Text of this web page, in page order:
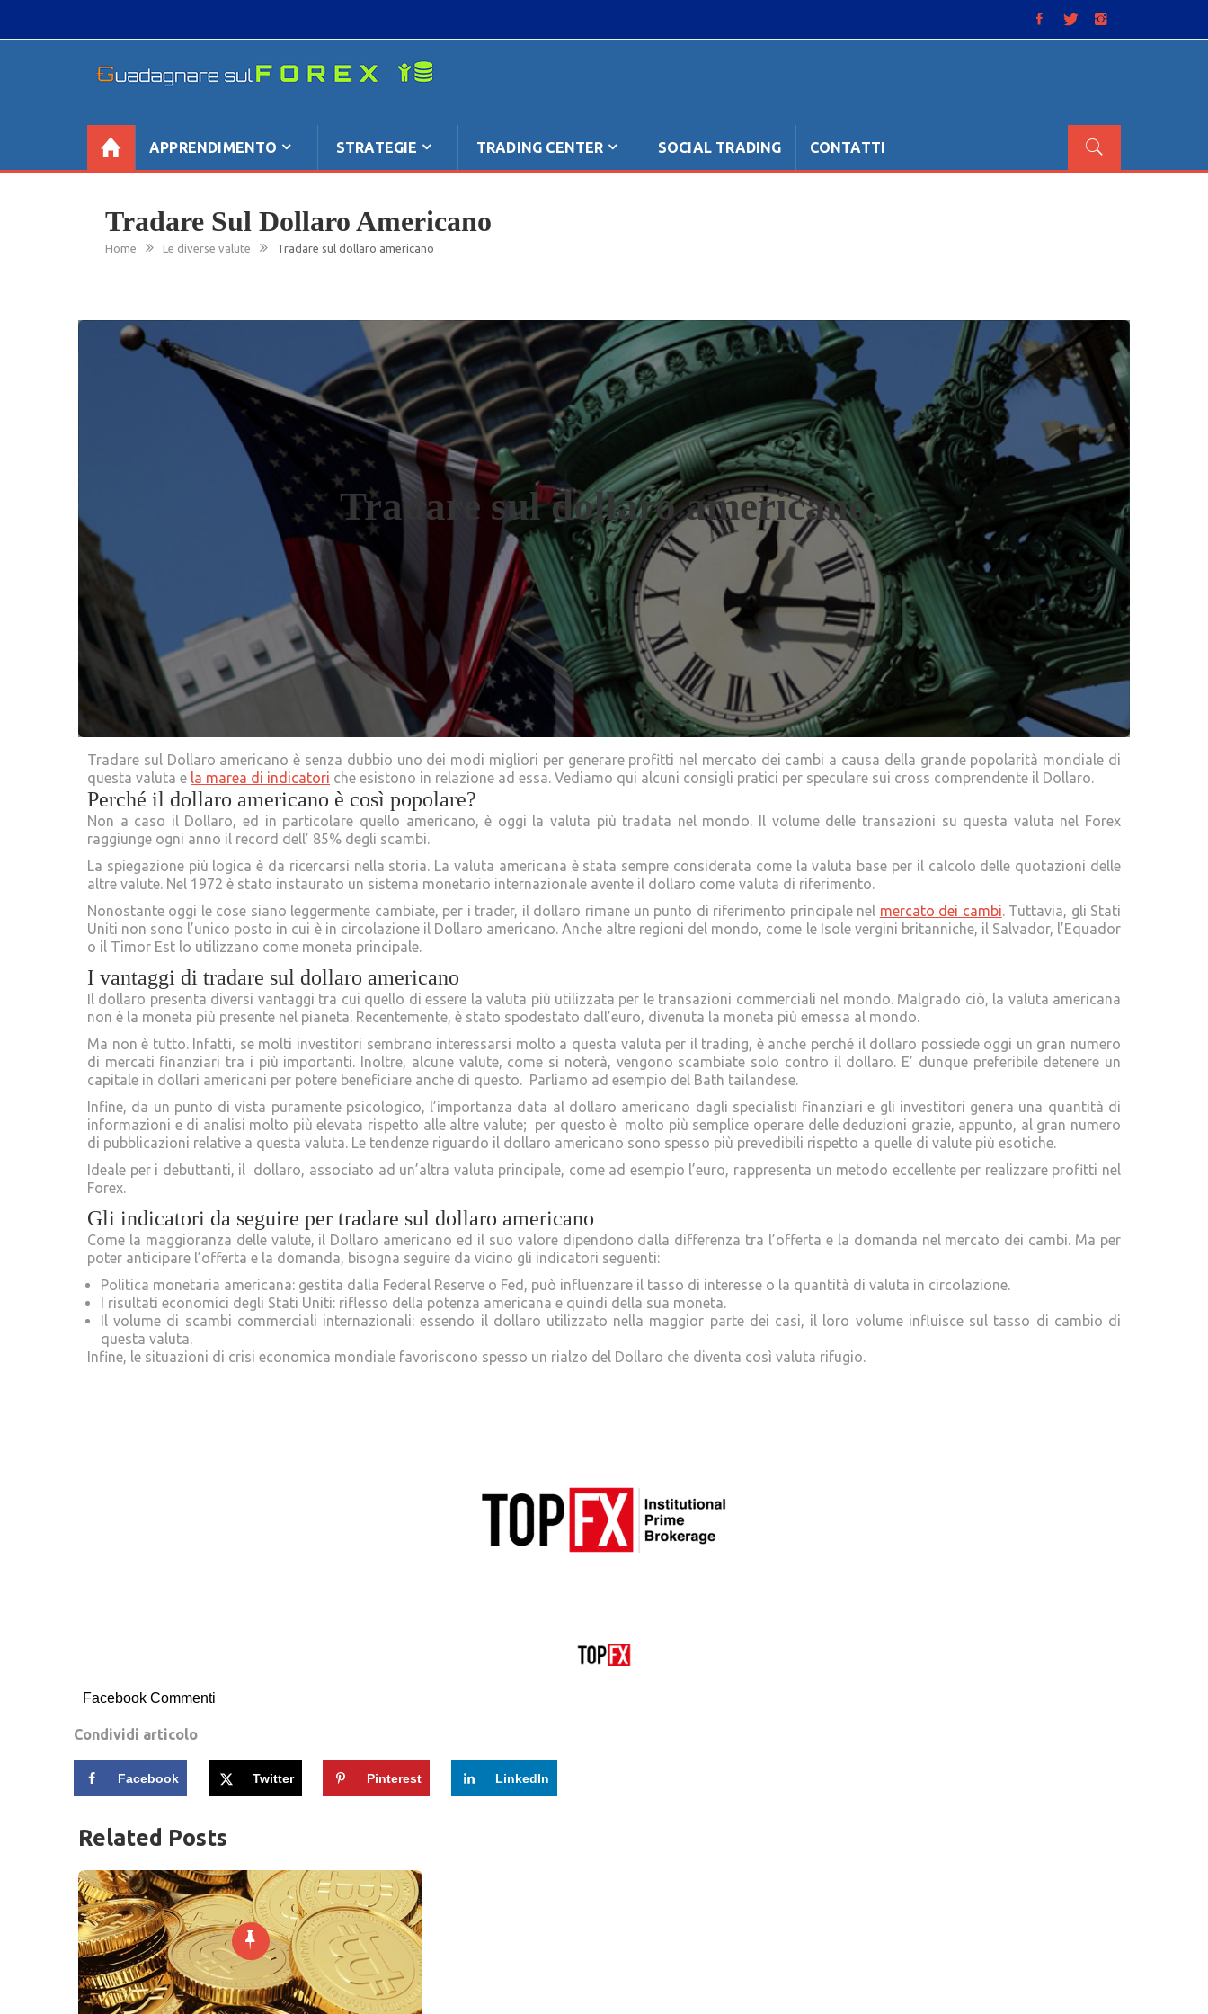
content
se non è sempre buono, ha sempre ragione”.
APPRENDIMENTO
STRATEGIE TRADING CENTER SOCIAL TRADING CONTATTI
Tradare Sul Dollaro Americano
Home Le diverse valute Tradare sul dollaro americano
Tradare sul dollaro americano
Tradare sul Dollaro americano è senza dubbio uno dei modi migliori per generare profitti nel mercato dei cambi a causa della grande popolarità mondiale di
questa valuta e la marea di indicatori che esistono in relazione ad essa. Vediamo qui alcuni consigli pratici per speculare sui cross comprendente il Dollaro.
Perché il dollaro americano è così popolare?
Non a caso il Dollaro, ed in particolare quello americano, è oggi la valuta più tradata nel mondo. Il volume delle transazioni su questa valuta nel Forex
raggiunge ogni anno il record dell’ 85% degli scambi.
La spiegazione più logica è da ricercarsi nella storia. La valuta americana è stata sempre considerata come la valuta base per il calcolo delle quotazioni delle
altre valute. Nel 1972 è stato instaurato un sistema monetario internazionale avente il dollaro come valuta di riferimento.
Nonostante oggi le cose siano leggermente cambiate, per i trader, il dollaro rimane un punto di riferimento principale nel mercato dei cambi. Tuttavia, gli Stati
Uniti non sono l’unico posto in cui è in circolazione il Dollaro americano. Anche altre regioni del mondo, come le Isole vergini britanniche, il Salvador, l’Equador
o il Timor Est lo utilizzano come moneta principale.
I vantaggi di tradare sul dollaro americano
Il dollaro presenta diversi vantaggi tra cui quello di essere la valuta più utilizzata per le transazioni commerciali nel mondo. Malgrado ciò, la valuta americana
non è la moneta più presente nel pianeta. Recentemente, è stato spodestato dall’euro, divenuta la moneta più emessa al mondo.
Ma non è tutto. Infatti, se molti investitori sembrano interessarsi molto a questa valuta per il trading, è anche perché il dollaro possiede oggi un gran numero
di mercati finanziari tra i più importanti. Inoltre, alcune valute, come si noterà, vengono scambiate solo contro il dollaro. E’ dunque preferibile detenere un
capitale in dollari americani per potere beneficiare anche di questo. Parliamo ad esempio del Bath tailandese.
Infine, da un punto di vista puramente psicologico, l’importanza data al dollaro americano dagli specialisti finanziari e gli investitori genera una quantità di
informazioni e di analisi molto più elevata rispetto alle altre valute; per questo è molto più semplice operare delle deduzioni grazie, appunto, al gran numero
di pubblicazioni relative a questa valuta. Le tendenze riguardo il dollaro americano sono spesso più prevedibili rispetto a quelle di valute più esotiche.
Ideale per i debuttanti, il dollaro, associato ad un’altra valuta principale, come ad esempio l’euro, rappresenta un metodo eccellente per realizzare profitti nel
Forex.
Gli indicatori da seguire per tradare sul dollaro americano
Come la maggioranza delle valute, il Dollaro americano ed il suo valore dipendono dalla differenza tra l’offerta e la domanda nel mercato dei cambi. Ma per
poter anticipare l’offerta e la domanda, bisogna seguire da vicino gli indicatori seguenti:
Politica monetaria americana: gestita dalla Federal Reserve o Fed, può influenzare il tasso di interesse o la quantità di valuta in circolazione.
I risultati economici degli Stati Uniti: riflesso della potenza americana e quindi della sua moneta.
Il volume di scambi commerciali internazionali: essendo il dollaro utilizzato nella maggior parte dei casi, il loro volume influisce sul tasso di cambio di
questa valuta.
Infine, le situazioni di crisi economica mondiale favoriscono spesso un rialzo del Dollaro che diventa così valuta rifugio.
Facebook Commenti
Condividi articolo
Facebook Twitter Pinterest LinkedIn
Related Posts